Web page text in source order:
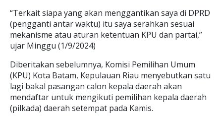
“Terkait siapa yang akan menggantikan saya di DPRD
(pengganti antar waktu) itu saya serahkan sesuai
mekanisme atau aturan ketentuan KPU dan partai,”
ujar Minggu (1/9/2024)
Diberitakan sebelumnya, Komisi Pemilihan Umum
(KPU) Kota Batam, Kepulauan Riau menyebutkan satu
lagi bakal pasangan calon kepala daerah akan
mendaftar untuk mengikuti pemilihan kepala daerah
(pilkada) daerah setempat pada Kamis.